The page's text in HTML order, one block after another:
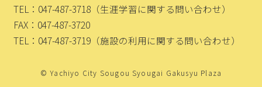
TEL：047-487-3718 （生涯学習に関する問い合わせ）
FAX：047-487-3720
TEL：047-487-3719 （施設の利用に関する問い合わせ）
© Yachiyo City Sougou Syougai Gakusyu Plaza